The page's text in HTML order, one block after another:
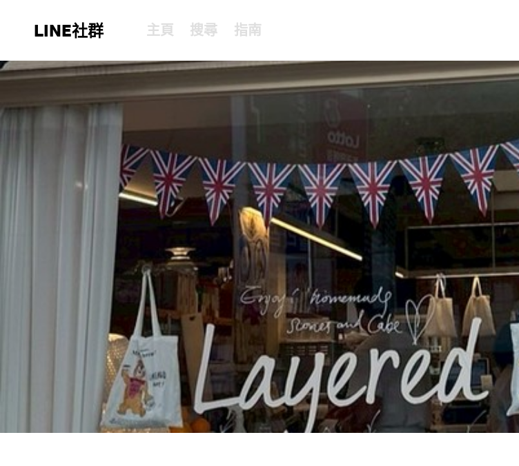
LINE社群 主頁 搜尋 指南